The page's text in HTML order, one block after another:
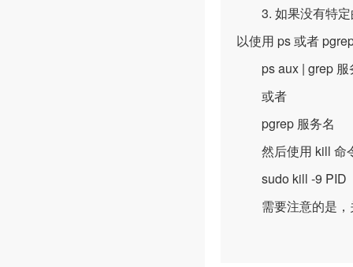
3. 如果没有特定
以使用 ps 或者
ps aux | grep 服
或者
pgrep 服务名
然后使用 kill 命
sudo kill -9 PID
需要注意的是，